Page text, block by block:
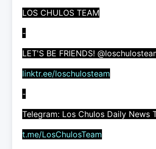
LOS CHULOS TEAM
-
LET'S BE FRIENDS!
linktr.ee/loschulosteam
-
Telegram: Los Chulos Daily News
t.me/LosChulosTeam